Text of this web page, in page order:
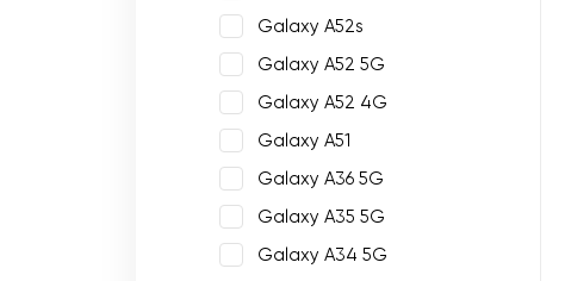
Galaxy A52s
Galaxy A52 5G
Galaxy A52 4G
Galaxy A51
Galaxy A36 5G
Galaxy A35 5G
Galaxy A34 5G